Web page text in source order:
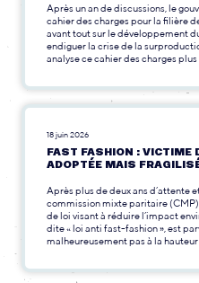
Après un an de discussions, le
cahier des charges pour la filière
avant tout sur le développement
endiguer la crise de la
analyse ce cahier des charges plus
18 juin 2026
FAST FASHION : VICTIME
ADOPTÉE MAIS
Après plus de deux ans d’attente
commission mixte paritaire
de loi visant à réduire l’impact
dite « loi anti fast-fashion », est
malheureusement pas à la